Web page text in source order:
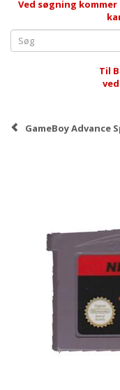
Ved søgning kommer
Til
GameBoy Advance